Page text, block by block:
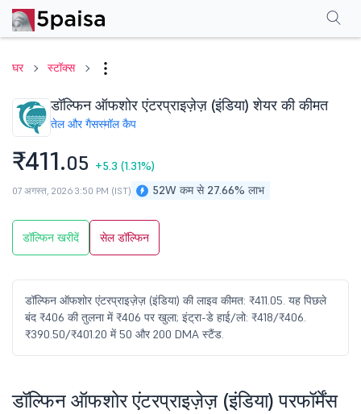
घर स्टॉक्स
डॉल्फिन ऑफशोर एंटरप्राइज़ेज़ (इंडिया) शेयर की कीमत
तेल और गैसस्मॉल कैप
₹411.05 +5.3 (1.31%)
52W कम से 27.66% लाभ
07 अगस्त, 2026 3:50 PM (IST)
डॉल्फिन खरीदें सेल डॉल्फिन
डॉल्फिन ऑफशोर एंटरप्राइज़ेज़ (इंडिया) की लाइव कीमत: ₹411.05. यह पिछले
बंद ₹406 की तुलना में ₹406 पर खुला; इंट्रा-डे हाई/लो: ₹418/₹406.
₹390.50/₹401.20 में 50 और 200 DMA स्टैंड.
परफॉर्मेंसफाइनेंशियल्स सामान्य प्रश्न
डॉल्फिन ऑफशोर एंटरप्राइज़ेज़ (इंडिया) परफॉर्मेंस